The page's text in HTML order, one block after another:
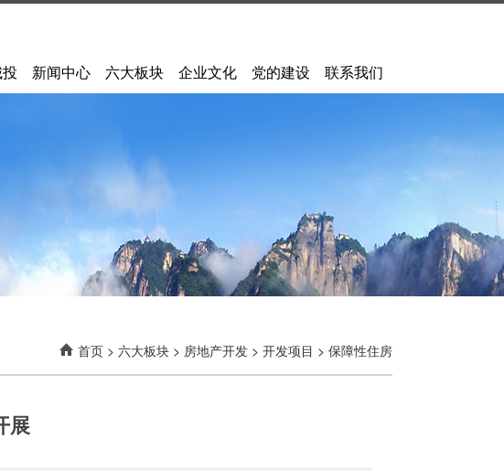
新闻中心 六大板块 企业文化 党的建设 联系我们
首页 > 六大板块 > 房地产开发 > 开发项目 > 保障性住房
展